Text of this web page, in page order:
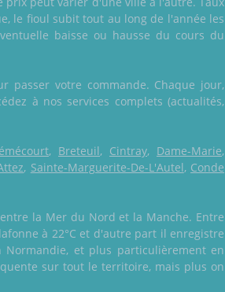
le fioul subit tout au long de l'année les
baisse ou hausse du cours du
passer votre commande. Chaque jour,
à nos services complets (actualités,
, Breteuil, Cintray, Dame-Marie,
, Sainte-Marguerite-De-L'Autel, Conde
la Mer du Nord et la Manche. Entre
à 22°C et d'autre part il enregistre
et plus particulièrement en
sur tout le territoire, mais plus on